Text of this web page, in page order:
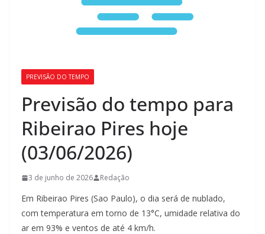
PREVISÃO DO TEMPO
Previsão do tempo para
Ribeirao Pires hoje
(03/06/2026)
3 de junho de 2026 Redação
Em Ribeirao Pires (Sao Paulo), o dia será de nublado,
com temperatura em torno de 13°C, umidade relativa do
ar em 93% e ventos de até 4 km/h.